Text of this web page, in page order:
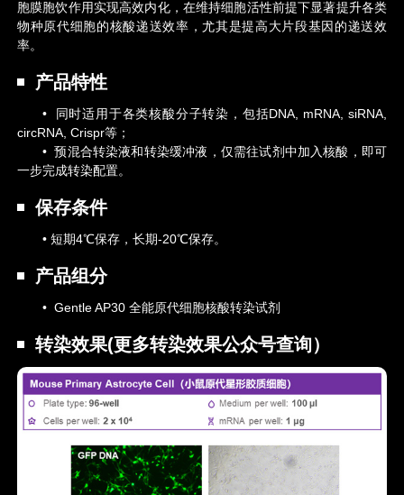
胞膜胞饮作用实现高效内化，在维持细胞活性前提下显著提升各类
物种原代细胞的核酸递送效率，尤其是提高大片段基因的递送效
率。
产品特性
• 同时适用于各类核酸分子转染，包括DNA, mRNA, siRNA,
circRNA, Crispr等；
• 预混合转染液和转染缓冲液，仅需往试剂中加入核酸，即可
一步完成转染配置。
保存条件
• 短期4℃保存，长期-20℃保存。
产品组分
• Gentle AP30 全能原代细胞核酸转染试剂
转染效果(更多转染效果公众号查询）